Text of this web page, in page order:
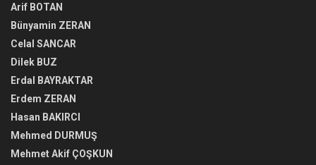
Arif BOTAN
Bünyamin ZERAN
Celal SANCAR
Dilek BUZ
Erdal BAYRAKTAR
Erdem ZERAN
Hasan BAKIRCI
Mehmed DURMUŞ
Mehmet Akif ÇOŞKUN